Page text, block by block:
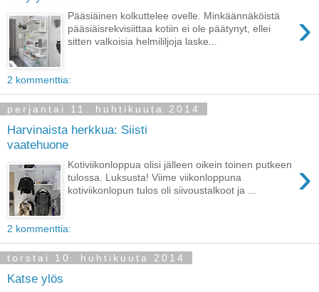
›
Pääsiäinen kolkuttelee ovelle. Minkäännäköistä
pääsiäisrekvisiittaa kotiin ei ole päätynyt, ellei
sitten valkoisia helmililjoja laske...
2 kommenttia:
perjantai 11. huhtikuuta 2014
Harvinaista herkkua: Siisti
vaatehuone
›
Kotiviikonloppua olisi jälleen oikein toinen putkeen
tulossa. Luksusta! Viime viikonloppuna
kotiviikonlopun tulos oli siivoustalkoot ja ...
2 kommenttia:
torstai 10. huhtikuuta 2014
Katse ylös